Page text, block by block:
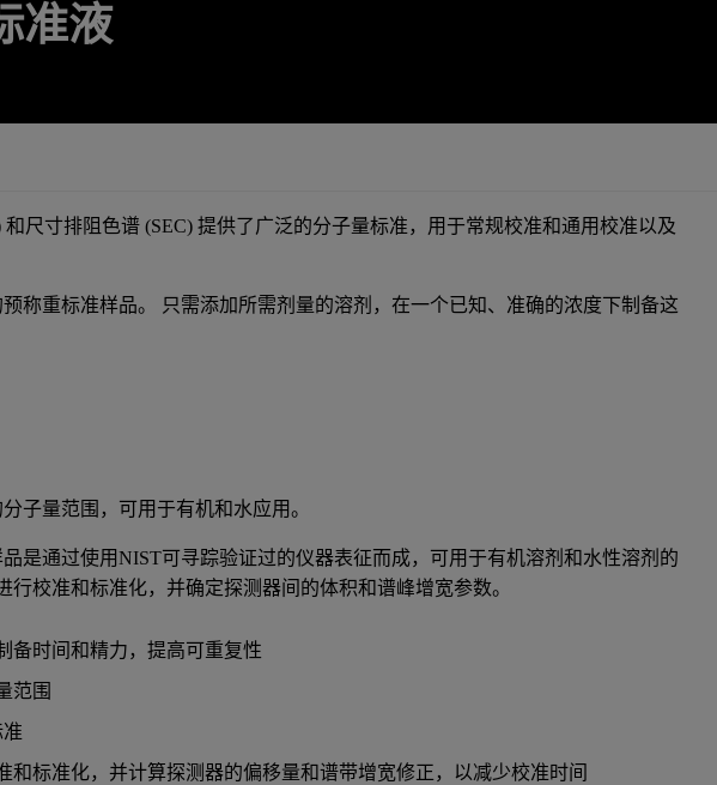
准液
尺寸排阻色谱 (SEC) 提供了广泛的分子量标准，用于常规校准和通用校准以及
称重标准样品。 只需添加所需剂量的溶剂，在一个已知、准确的浓度下制备这
子量范围，可用于有机和水应用。
是通过使用NIST可寻踪验证过的仪器表征而成，可用于有机溶剂和水性溶剂的
校准和标准化，并确定探测器间的体积和谱峰增宽参数。
备时间和精力，提高可重复性
范围
和标准化，并计算探测器的偏移量和谱带增宽修正，以减少校准时间